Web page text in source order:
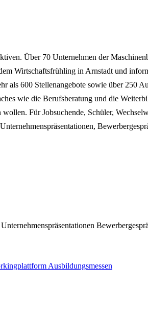
Über 70 Unternehmen der
Wirtschaftsfrühling in Arnstadt und
als 600 Stellenangebote sowie über 250
wie die Berufsberatung und die
Für Jobsuchende, Schüler,
Unternehmenspräsentationen
Ausbildungsmessen